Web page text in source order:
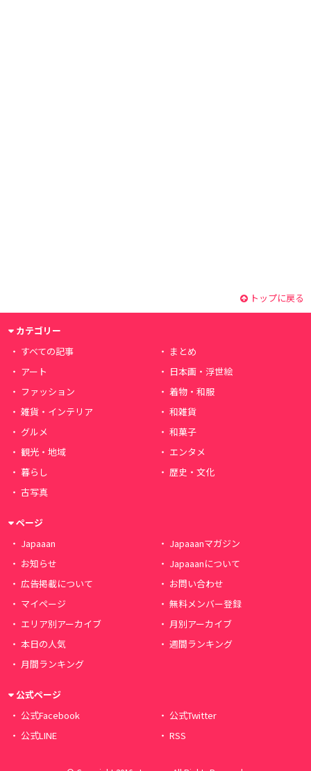
トップに戻る
カテゴリー
すべての記事
まとめ
アート
日本画・浮世絵
ファッション
着物・和服
雑貨・インテリア
和雑貨
グルメ
和菓子
観光・地域
エンタメ
暮らし
歴史・文化
古写真
ページ
Japaaan
Japaaanマガジン
お知らせ
Japaaanについて
広告掲載について
お問い合わせ
マイページ
無料メンバー登録
エリア別アーカイブ
月別アーカイブ
本日の人気
週間ランキング
月間ランキング
公式ページ
公式Facebook
公式Twitter
公式LINE
RSS